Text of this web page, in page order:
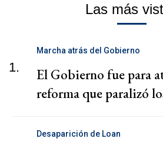
Las más
1.
Marcha atrás del Gobierno
El Gobierno fue para
reforma que paralizó
Desaparición de Loan